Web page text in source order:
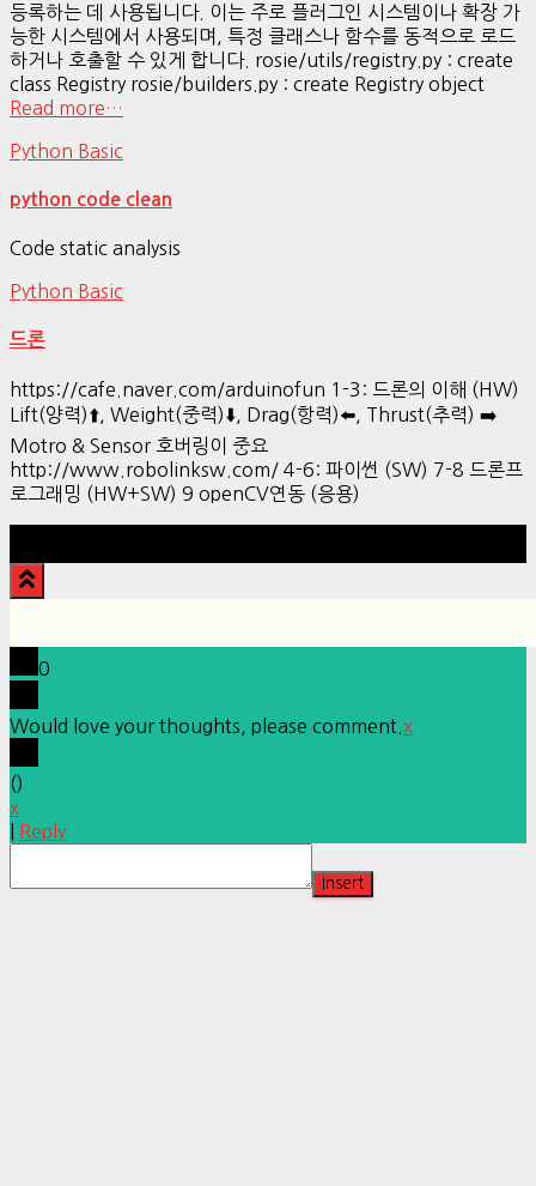
등록하는 데 사용됩니다. 이는 주로 플러그인 시스템이나 확장 가
능한 시스템에서 사용되며, 특정 클래스나 함수를 동적으로 로드
하거나 호출할 수 있게 합니다. rosie/utils/registry.py : create
class Registry rosie/builders.py : create Registry object
Read more…
Python Basic
python code clean
Code static analysis
Python Basic
드론
https://cafe.naver.com/arduinofun 1-3: 드론의 이해 (HW)
Lift(양력)⬆️, Weight(중력)⬇️, Drag(항력)⬅️, Thrust(추력) ➡️
Motro & Sensor 호버링이 중요
http://www.robolinksw.com/ 4-6: 파이썬 (SW) 7-8 드론프
로그래밍 (HW+SW) 9 openCV연동 (응용)
0
Would love your thoughts, please comment. x
()
x
Reply
Insert